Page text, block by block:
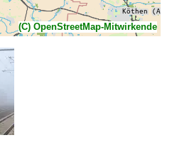
(C) OpenStreetMap-Mitwirkende